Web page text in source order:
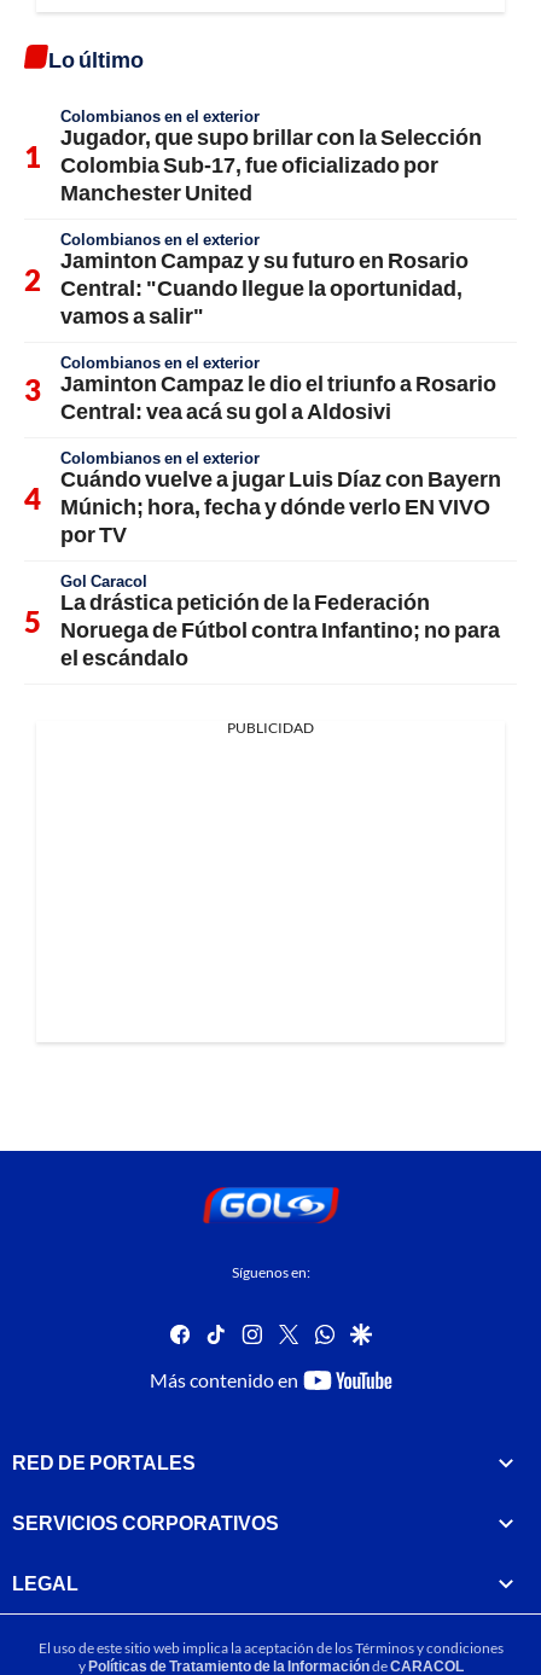
Lo último
Colombianos en el exterior
Jugador, que supo brillar con la Selección
Colombia Sub-17, fue oficializado por
Manchester United
Colombianos en el exterior
Jaminton Campaz y su futuro en Rosario
Central: "Cuando llegue la oportunidad,
vamos a salir"
Colombianos en el exterior
Jaminton Campaz le dio el triunfo a Rosario
Central: vea acá su gol a Aldosivi
Colombianos en el exterior
Cuándo vuelve a jugar Luis Díaz con Bayern
Múnich; hora, fecha y dónde verlo EN VIVO
por TV
Gol Caracol
La drástica petición de la Federación
Noruega de Fútbol contra Infantino; no para
el escándalo
PUBLICIDAD
Síguenos en:
facebook
tiktok instagram
twitterwhatsapp
google
Más contenido en
youtube-
RED DE PORTALES
SERVICIOS CORPORATIVOS
LEGAL
El uso de este sitio web implica la aceptación de losTérminos y condiciones
yPolíticas de Tratamiento de la InformacióndeCARACOL